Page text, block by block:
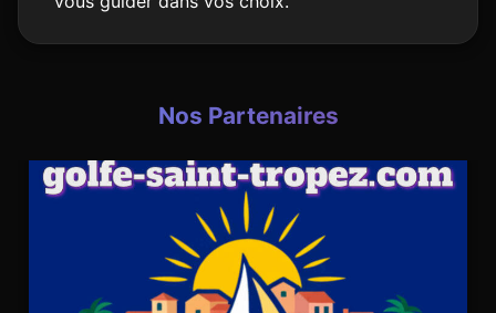
Nos Partenaires